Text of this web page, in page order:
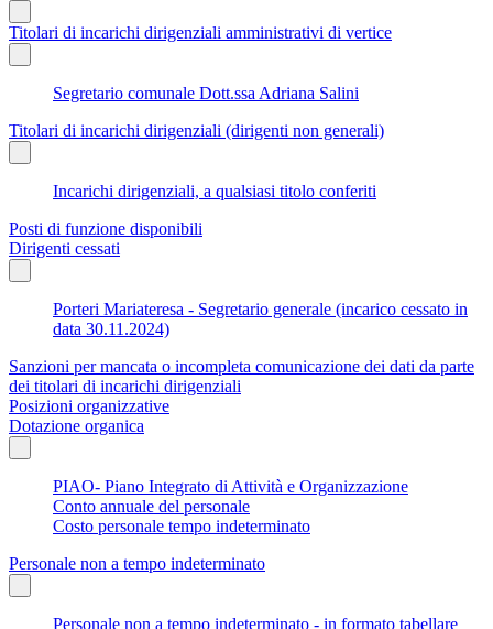
Titolari di incarichi dirigenziali amministrativi di vertice
Segretario comunale Dott.ssa Adriana Salini
Titolari di incarichi dirigenziali (dirigenti non generali)
Incarichi dirigenziali, a qualsiasi titolo conferiti
Posti di funzione disponibili
Dirigenti cessati
Porteri Mariateresa - Segretario generale (incarico cessato in
data 30.11.2024)
Sanzioni per mancata o incompleta comunicazione dei dati da parte
dei titolari di incarichi dirigenziali
Posizioni organizzative
Dotazione organica
PIAO- Piano Integrato di Attività e Organizzazione
Conto annuale del personale
Costo personale tempo indeterminato
Personale non a tempo indeterminato
Personale non a tempo indeterminato - in formato tabellare